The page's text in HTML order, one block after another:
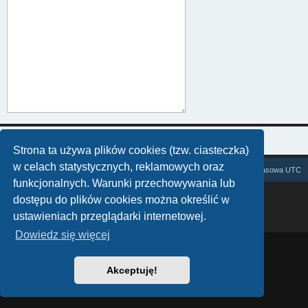
Strona ta używa plików cookies (tzw. ciasteczka)
w celach statystycznych, reklamowych oraz
funkcjonalnych. Warunki przechowywania lub
dostępu do plików cookies można określić w
ustawieniach przeglądarki internetowej.
Dowiedz się więcej
Akceptuję!
Zasysamy cały internet Strefa czasowa UTC
Technologię dostarczaphpBB
® Forum Software © phpBB Limited
Zasady ochrony danych osobowych|Regulamin